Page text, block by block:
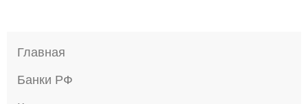
Главная
Банки РФ